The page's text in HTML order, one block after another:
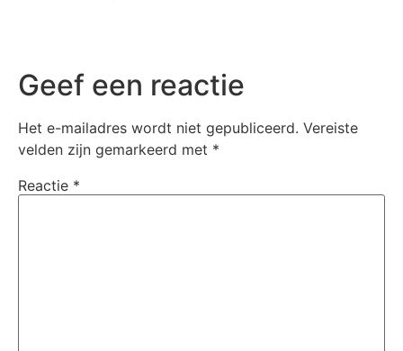
Geef een reactie
Het e-mailadres wordt niet gepubliceerd. Vereiste
velden zijn gemarkeerd met *
Reactie *